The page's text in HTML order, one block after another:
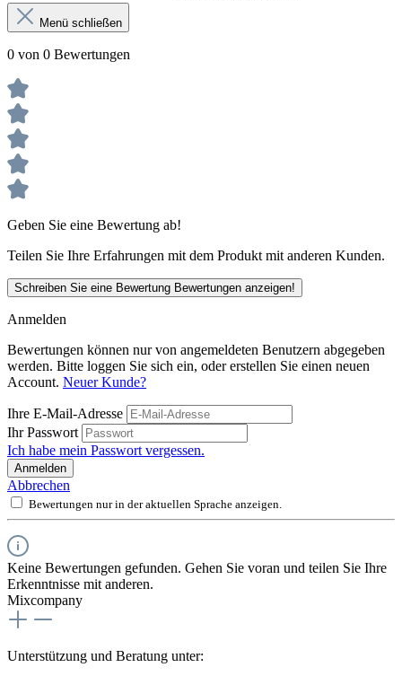
Menü schließen
0 von 0 Bewertungen
Geben Sie eine Bewertung ab!
Teilen Sie Ihre Erfahrungen mit dem Produkt mit anderen Kunden.
Schreiben Sie eine Bewertung Bewertungen anzeigen!
Anmelden
Bewertungen können nur von angemeldeten Benutzern abgegeben
werden. Bitte loggen Sie sich ein, oder erstellen Sie einen neuen
Account. Neuer Kunde?
Ihre E-Mail-Adresse
Ihr Passwort
Ich habe mein Passwort vergessen.
Anmelden
Abbrechen
Bewertungen nur in der aktuellen Sprache anzeigen.
Keine Bewertungen gefunden. Gehen Sie voran und teilen Sie Ihre
Erkenntnisse mit anderen.
Mixcompany
Unterstützung und Beratung unter: